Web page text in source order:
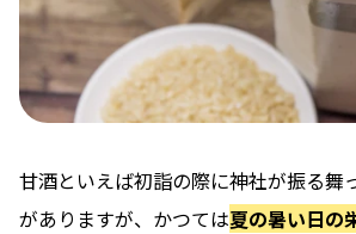
甘酒といえば初詣の際に神社が振る舞
がありますが、かつては夏の暑い日の